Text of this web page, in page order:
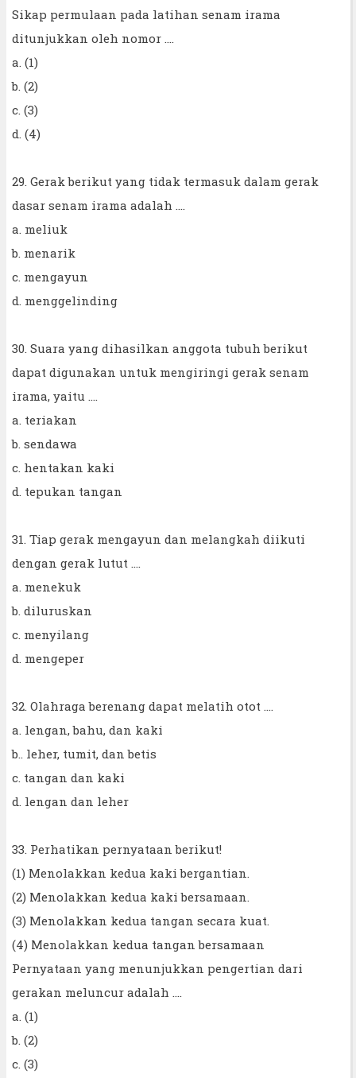
Sikap permulaan pada latihan senam irama
ditunjukkan oleh nomor ....
a. (1)
b. (2)
c. (3)
d. (4)
29. Gerak berikut yang tidak termasuk dalam gerak
dasar senam irama adalah ....
a. meliuk
b. menarik
c. mengayun
d. menggelinding
30. Suara yang dihasilkan anggota tubuh berikut
dapat digunakan untuk mengiringi gerak senam
irama, yaitu ....
a. teriakan
b. sendawa
c. hentakan kaki
d. tepukan tangan
31. Tiap gerak mengayun dan melangkah diikuti
dengan gerak lutut ....
a. menekuk
b. diluruskan
c. menyilang
d. mengeper
32. Olahraga berenang dapat melatih otot ....
a. lengan, bahu, dan kaki
b.. leher, tumit, dan betis
c. tangan dan kaki
d. lengan dan leher
33. Perhatikan pernyataan berikut!
(1) Menolakkan kedua kaki bergantian.
(2) Menolakkan kedua kaki bersamaan.
(3) Menolakkan kedua tangan secara kuat.
(4) Menolakkan kedua tangan bersamaan
Pernyataan yang menunjukkan pengertian dari
gerakan meluncur adalah ....
a. (1)
b. (2)
c. (3)